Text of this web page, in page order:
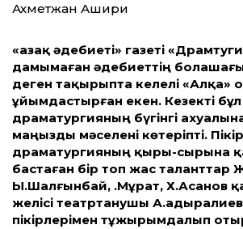
Ахметжан Ашири
«Қазақ әдебиеті» газеті
дамымаған әдебиеттің
деген тақырыпта келелі «Алқа»
ұйымдастырған екен. Кезекті
драматургияның бүгінгі
маңызды мәселені көтеріпті.
драматургияның қыры-сырына
бастаған бір топ жас таланттар
Ы.Шалғынбай, Қ.Мұрат, Х.Асанов
желісі театртанушы
пікірлерімен тұжырымдалып